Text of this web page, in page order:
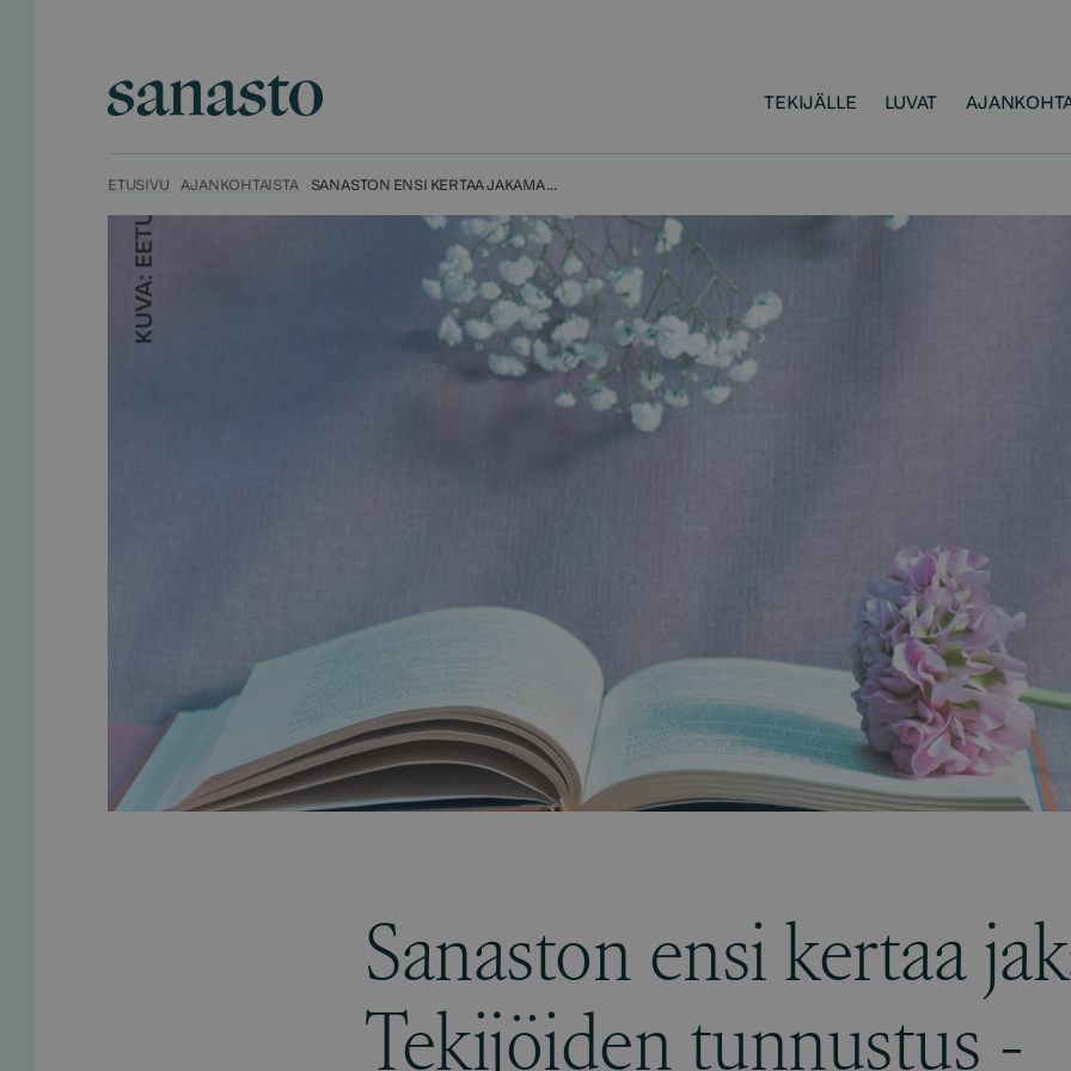
TEKIJÄLLE LUVAT
ETUSIVU AJANKOHTAISTA SANASTON ENSI KERTAA JAKAMA TEKIJÖIDEN TUNNUSTUS -PALKINTO KUOPION KAUPUNGINKIRJASTOLLE
Sanaston ensi kertaa
Tekijöiden tunnustus -